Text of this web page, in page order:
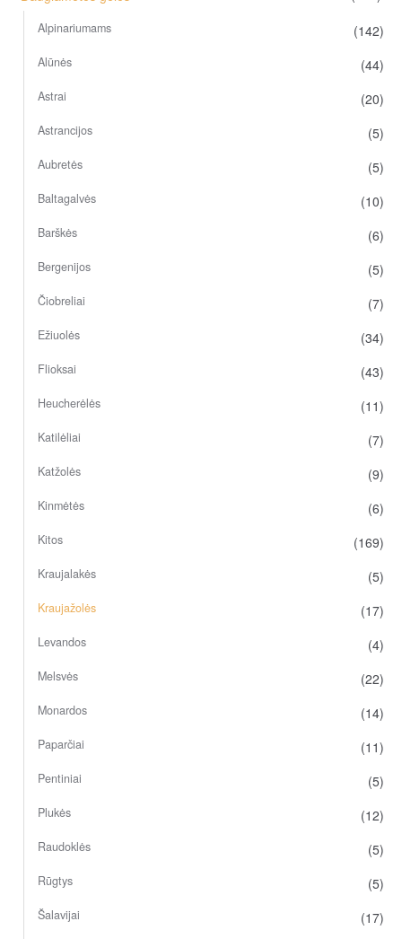
Alpinariumams (142)
Alūnės (44)
Astrai (20)
Astrancijos (5)
Aubretės (5)
Baltagalvės (10)
Barškės (6)
Bergenijos (5)
Čiobreliai (7)
Ežiuolės (34)
Flioksai (43)
Heucherėlės (11)
Katilėliai (7)
Katžolės (9)
Kinmėtės (6)
Kitos (169)
Kraujalakės (5)
Kraujažolės (17)
Levandos (4)
Melsvės (22)
Monardos (14)
Paparčiai (11)
Pentiniai (5)
Plukės (12)
Raudoklės (5)
Rūgtys (5)
Šalavijai (17)